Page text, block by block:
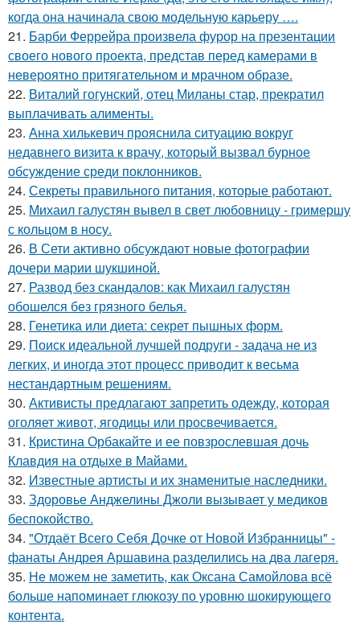
когда она начинала свою модельную карьеру ….
21. Барби Феррейра произвела фурор на презентации
своего нового проекта, представ перед камерами в
невероятно притягательном и мрачном образе.
22. Виталий гогунский, отец Миланы стар, прекратил
выплачивать алименты.
23. Анна хилькевич прояснила ситуацию вокруг
недавнего визита к врачу, который вызвал бурное
обсуждение среди поклонников.
24. Секреты правильного питания, которые работают.
25. Михаил галустян вывел в свет любовницу - гримершу
с кольцом в носу.
26. В Сети активно обсуждают новые фотографии
дочери марии шукшиной.
27. Развод без скандалов: как Михаил галустян
обошелся без грязного белья.
28. Генетика или диета: секрет пышных форм.
29. Поиск идеальной лучшей подруги - задача не из
легких, и иногда этот процесс приводит к весьма
нестандартным решениям.
30. Активисты предлагают запретить одежду, которая
оголяет живот, ягодицы или просвечивается.
31. Кристина Орбакайте и ее повзрослевшая дочь
Клавдия на отдыхе в Майами.
32. Известные артисты и их знаменитые наследники.
33. Здоровье Анджелины Джоли вызывает у медиков
беспокойство.
34. "Отдаёт Всего Себя Дочке от Новой Избранницы" -
фанаты Андрея Аршавина разделились на два лагеря.
35. Не можем не заметить, как Оксана Самойлова всё
больше напоминает глюкозу по уровню шокирующего
контента.